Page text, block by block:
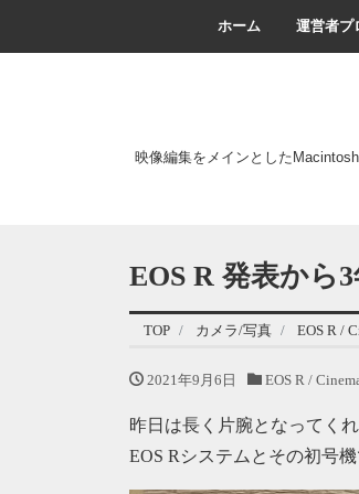
ホーム 運営者プ
映像編集をメインとした
EOS R 発表から
TOP カメラ/写真 EOS R /
2021年9月6日 EOS R /
昨日は長く片腕となってく
EOS Rシステムとその初号